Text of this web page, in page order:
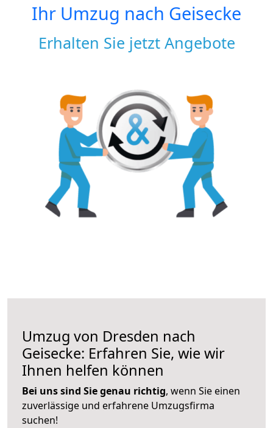
Ihr Umzug nach Geisecke
Erhalten Sie jetzt Angebote
Umzug von Dresden nach
Geisecke: Erfahren Sie, wie wir
Ihnen helfen können
Bei uns sind Sie genau richtig, wenn Sie einen
zuverlässige und erfahrene Umzugsfirma
suchen!